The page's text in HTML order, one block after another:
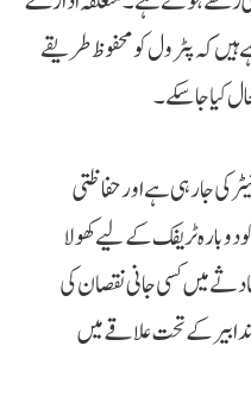
کہ پٹرول کو محفوظ طریقے
کیا جا سکے۔
کی جا رہی ہے اور حفاظتی
ٹریفک کے لیے کھولا
میں کسی جانی نقصان کی
کے تحت علاقے میں